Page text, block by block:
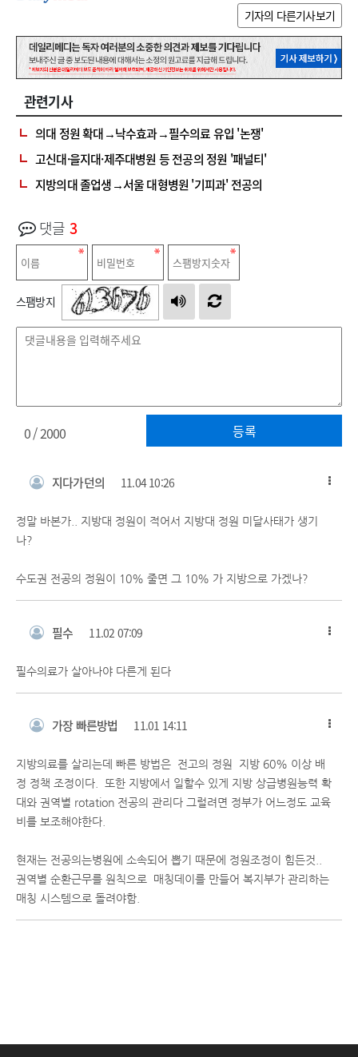
기자의 다른기사보기
관련기사
의대 정원 확대→낙수효과→필수의료 유입 '논쟁'
고신대·을지대·제주대병원 등 전공의 정원 '패널티'
지방의대 졸업생→서울 대형병원 '기피과' 전공의
댓글 3
스팸방지
등록
0/ 2000
지다가던의 11.04 10:26
정말 바본가.. 지방대 정원이 적어서 지방대 정원 미달사태가 생기
나?
수도권 전공의 정원이 10% 줄면 그 10% 가 지방으로 가겠나?
필수 11.02 07:09
필수의료가 살아나야 다른게 된다
가장 빠른방법 11.01 14:11
지방의료를 살리는데 빠른 방법은 전고의 정원 지방 60% 이상 배
정 정책 조정이다. 또한 지방에서 일할수 있게 지방 상급병원능력 확
대와 권역별 rotation 전공의 관리다 그럴려면 정부가 어느정도 교육
비를 보조해야한다.
현재는 전공의는병원에 소속되어 뽑기 때문에 정원조정이 힘든것..
권역별 순환근무를 원칙으로 매칭데이를 만들어 복지부가 관리하는
매칭 시스템으로 돌려야함.